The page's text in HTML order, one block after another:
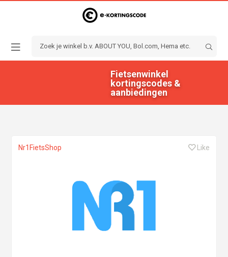
Fietsenwinkel
kortingscodes &
aanbiedingen
Nr1FietsShop Like